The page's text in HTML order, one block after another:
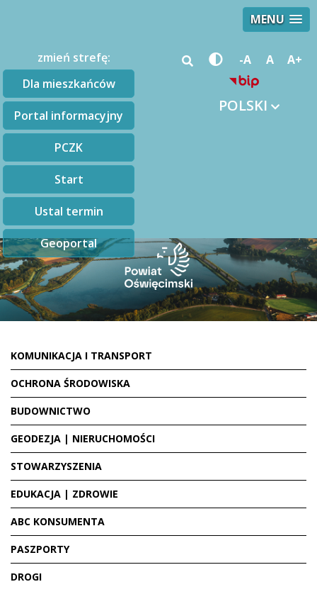
MENU
zmień strefę:
Dla mieszkańców
Portal informacyjny
PCZK
Start
Ustal termin
Geoportal
-A A A+
POLSKI
KOMUNIKACJA I TRANSPORT
OCHRONA ŚRODOWISKA
BUDOWNICTWO
GEODEZJA | NIERUCHOMOŚCI
STOWARZYSZENIA
EDUKACJA | ZDROWIE
ABC KONSUMENTA
PASZPORTY
DROGI